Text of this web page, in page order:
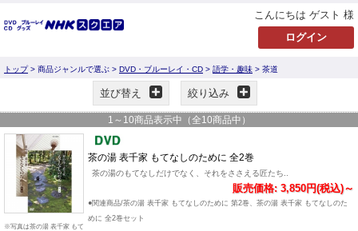
こんにちは ゲスト 様
トップ> 商品ジャンルで選ぶ > DVD・ブルーレイ・CD > 語学・趣味 > 茶道
並び替え 絞り込み
1 ～ 10商品表示中（全10商品中）
※写真は茶の湯 表千家 もて
茶の湯 表千家 もてなしのために 全2巻
茶の湯のもてなしだけでなく、それをささえる匠たち..
販売価格: 3,850円(税込)～
●関連商品/茶の湯 表千家 もてなしのために 第2巻、茶の湯 表千家 もてなしのた
めに 全2巻セット